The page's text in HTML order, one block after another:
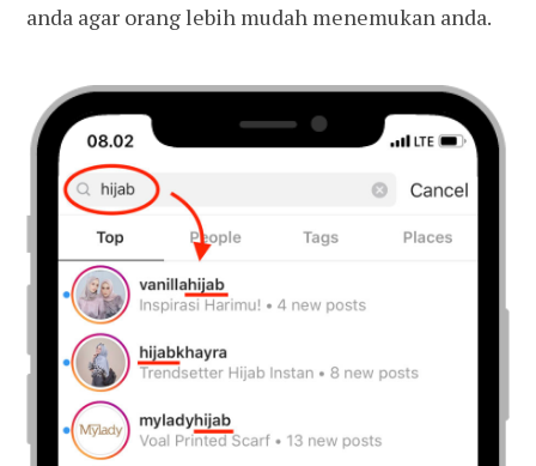
anda agar orang lebih mudah menemukan anda.